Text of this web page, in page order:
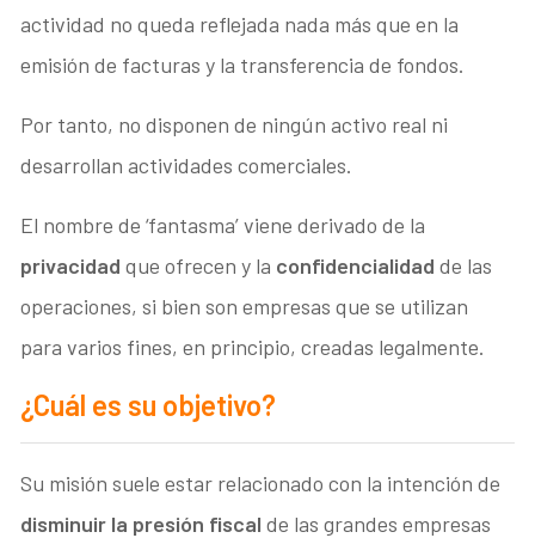
actividad no queda reflejada nada más que en la
emisión de facturas y la transferencia de fondos.
Por tanto, no disponen de ningún activo real ni
desarrollan actividades comerciales.
El nombre de ‘fantasma’ viene derivado de la
privacidadque ofrecen y la confidencialidad de las
operaciones, si bien son empresas que se utilizan
para varios fines, en principio, creadas legalmente.
¿Cuál es su objetivo?
Su misión suele estar relacionado con la intención de
disminuir la presión fiscal de las grandes empresas